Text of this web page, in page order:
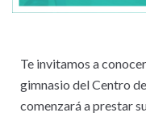
Te invitamos a
gimnasio del Centro
comenzará a prestar